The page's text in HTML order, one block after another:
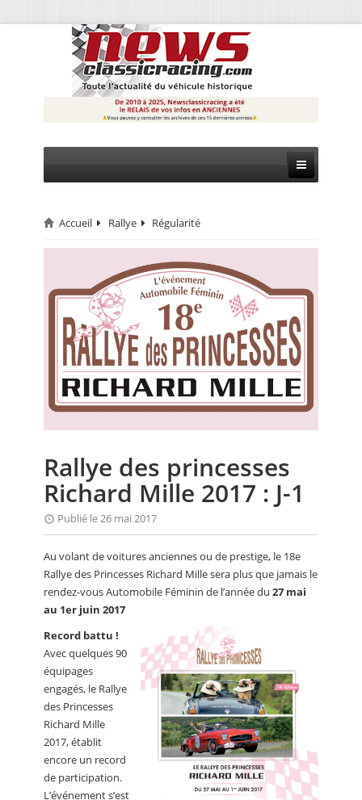
CIRCUIT
MONTAGNE
EVÈNEMENTS
CALENDRIER
FOCUS
ANNUAIRES
PETITES ANNONCES
Accueil Rallye Régularité
Rallye des princesses
Richard Mille 2017 : J-1
Publié le 26 mai 2017
Au volant de voitures anciennes ou de prestige, le 18e
Rallye des Princesses Richard Mille sera plus que jamais le
rendez-vous Automobile Féminin de l’année du 27 mai
au 1er juin 2017
Record battu !
Avec quelques 90
équipages
engagés, le Rallye
des Princesses
Richard Mille
2017, établit
encore un record
de participation.
L’événement s’est